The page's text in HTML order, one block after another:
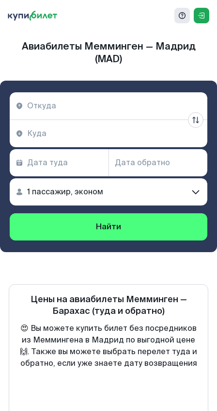
Авиабилеты Мемминген — Мадрид
(MAD)
Найти
Цены на авиабилеты Мемминген —
Барахас (туда и обратно)
😍 Вы можете купить билет без посредников
из Меммингена в Мадрид по выгодной цене
🙌. Также вы можете выбрать перелет туда и
обратно, если уже знаете дату возвращения